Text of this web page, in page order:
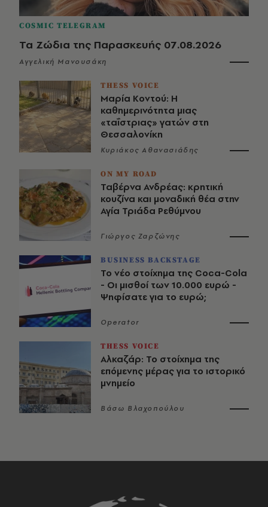
COSMIC TELEGRAM
Τα Ζώδια της Παρασκευής 07.08.2026
Αγγελική Μανουσάκη
THESS VOICE
Μαρία Κοντού: Η
καθημερινότητα μιας
«ταΐστριας» γατών στη
Θεσσαλονίκη
Κυριάκος Αθανασιάδης
ON MY ROAD
Ταβέρνα Ανδρέας: κρητική
κουζίνα και μοναδική θέα στην
Αγία Τριάδα Ρεθύμνου
Γιώργος Ζαρζώνης
BUSINESS BACKSTAGE
Το νέο στοίχημα της Coca-Cola
- Οι μισθοί των 10.000 ευρώ -
Ψηφίσατε για το ευρώ;
Operator
THESS VOICE
Αλκαζάρ: Το στοίχημα της
επόμενης μέρας για το ιστορικό
μνημείο
Βάσω Βλαχοπούλου